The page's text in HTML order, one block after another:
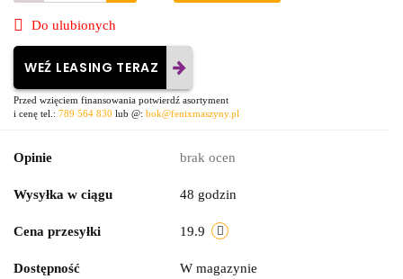
Do ulubionych
WEŹ LEASING TERAZ
Przed wzięciem finansowania potwierdź asortyment
i cenę tel.: 789 564 830 lub @: bok@fenixmaszyny.pl
Opinie brak ocen
Wysyłka w ciągu 48 godzin
Cena przesyłki 19.9
Dostępność W magazynie